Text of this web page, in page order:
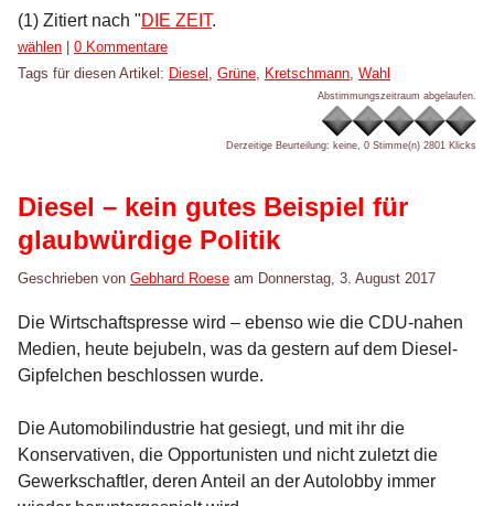
(1) Zitiert nach "DIE ZEIT.
Kategorien:
wählen
0 Kommentare
Tags für diesen Artikel: Diesel Grüne Kretschmann Wahl
Abstimmungszeitraum abgelaufen.
Derzeitige Beurteilung: keine, 0 Stimme(n) 2801 Klicks
Diesel – kein gutes Beispiel für
glaubwürdige Politik
Geschrieben von Gebhard Roese am Donnerstag, 3. August 2017
Die Wirtschaftspresse wird – ebenso wie die CDU-nahen
Medien, heute bejubeln, was da gestern auf dem Diesel-
Gipfelchen beschlossen wurde.
Die Automobilindustrie hat gesiegt, und mit ihr die
Konservativen, die Opportunisten und nicht zuletzt die
Gewerkschaftler, deren Anteil an der Autolobby immer